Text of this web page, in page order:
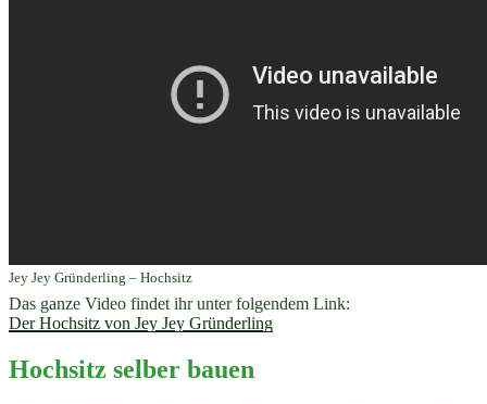
Jey Jey Gründerling – Hochsitz
Das ganze Video findet ihr unter folgendem Link:
Der Hochsitz von Jey Jey Gründerling
Hochsitz selber bauen